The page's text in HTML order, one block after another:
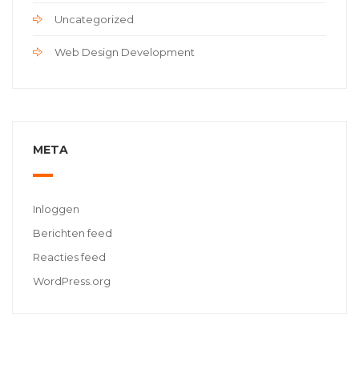
Uncategorized
Web Design Development
META
Inloggen
Berichten feed
Reacties feed
WordPress.org